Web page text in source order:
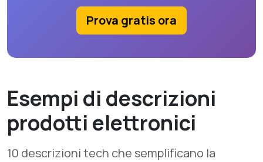
Prova gratis ora
Esempi di descrizioni
prodotti elettronici
10 descrizioni tech che semplificano la